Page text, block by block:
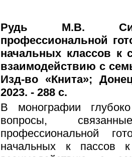
Рудь М.В.
профессиональной
начальных классов к
взаимодействию с
Изд-во «Книта»;
2023. - 288 с.
В монографии
вопросы,
профессиональной
начальных к пассов к